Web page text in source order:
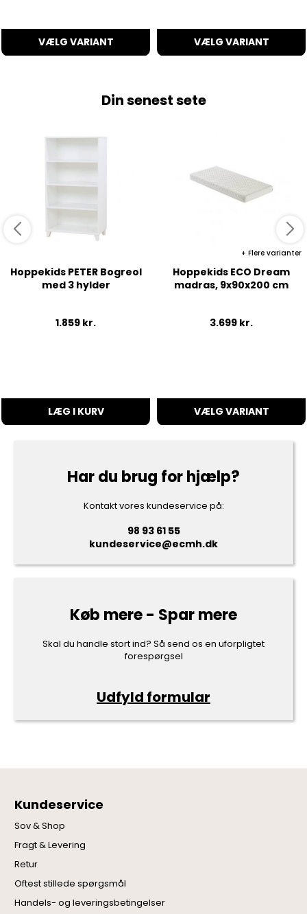
VÆLG VARIANT VÆLG VARIANT
Din senest sete
Hoppekids PETER Bogreol
med 3 hylder
1.859 kr.
LÆG I KURV
Flere varianter
Hoppekids ECO Dream
madras, 9x90x200 cm
3.699 kr.
VÆLG VARIANT
Har du brug for hjælp?
Kontakt vores kundeservice på:
98 93 61 55
kundeservice@ecmh.dk
Køb mere - Spar mere
Skal du handle stort ind? Så send os en uforpligtet
forespørgsel
Udfyld formular
Kundeservice
Sov & Shop
Fragt & Levering
Retur
Oftest stillede spørgsmål
Handels- og leveringsbetingelser